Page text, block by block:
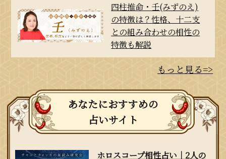
四柱推命・壬(みずのえ)
の特徴は？性格、十二支
との組み合わせの相性の
特徴も解説
もっと見る=>
あなたにおすすめの
占いサイト
ホロスコープ相性占い｜2人の